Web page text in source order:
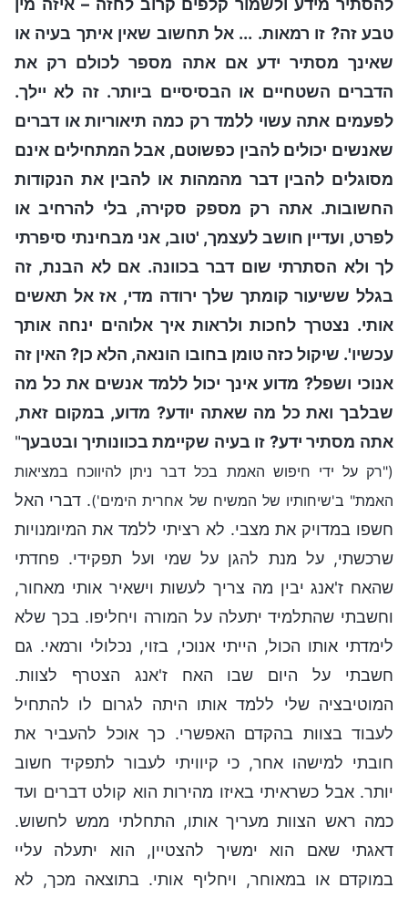
להסתיר מידע ולשמור קלפים קרוב לחזה – איזה מין
טבע זה? זו רמאות. ... אל תחשוב שאין איתך בעיה או
שאינך מסתיר ידע אם אתה מספר לכולם רק את
הדברים השטחיים או הבסיסיים ביותר. זה לא יילך.
לפעמים אתה עשוי ללמד רק כמה תיאוריות או דברים
שאנשים יכולים להבין כפשוטם, אבל המתחילים אינם
מסוגלים להבין דבר מהמהות או להבין את הנקודות
החשובות. אתה רק מספק סקירה, בלי להרחיב או
לפרט, ועדיין חושב לעצמך, 'טוב, אני מבחינתי סיפרתי
לך ולא הסתרתי שום דבר בכוונה. אם לא הבנת, זה
בגלל ששיעור קומתך שלך ירודה מדי, אז אל תאשים
אותי. נצטרך לחכות ולראות איך אלוהים ינחה אותך
עכשיו'. שיקול כזה טומן בחובו הונאה, הלא כן? האין זה
אנוכי ושפל? מדוע אינך יכול ללמד אנשים את כל מה
שבלבך ואת כל מה שאתה יודע? מדוע, במקום זאת,
אתה מסתיר ידע? זו בעיה שקיימת בכוונותיך ובטבעך"
("רק על ידי חיפוש האמת בכל דבר ניתן להיווכח במציאות
האמת" ב'שיחותיו של המשיח של אחרית הימים'). דברי האל
חשפו במדויק את מצבי. לא רציתי ללמד את המיומנויות
שרכשתי, על מנת להגן על שמי ועל תפקידי. פחדתי
שהאח ז'אנג יבין מה צריך לעשות וישאיר אותי מאחור,
וחשבתי שהתלמיד יתעלה על המורה ויחליפו. בכך שלא
לימדתי אותו הכול, הייתי אנוכי, בזוי, נכלולי ורמאי. גם
חשבתי על היום שבו האח ז'אנג הצטרף לצוות.
המוטיבציה שלי ללמד אותו היתה לגרום לו להתחיל
לעבוד בצוות בהקדם האפשרי. כך אוכל להעביר את
חובתי למישהו אחר, כי קיוויתי לעבור לתפקיד חשוב
יותר. אבל כשראיתי באיזו מהירות הוא קולט דברים ועד
כמה ראש הצוות מעריך אותו, התחלתי ממש לחשוש.
דאגתי שאם הוא ימשיך להצטיין, הוא יתעלה עליי
במוקדם או במאוחר, ויחליף אותי. בתוצאה מכך, לא